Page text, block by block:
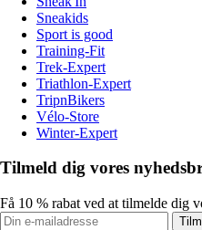
Sneakids
Sport is good
Training-Fit
Trek-Expert
Triathlon-Expert
TripnBikers
Vélo-Store
Winter-Expert
Tilmeld dig vores
Få 10 % rabat ved at tilmelde dig